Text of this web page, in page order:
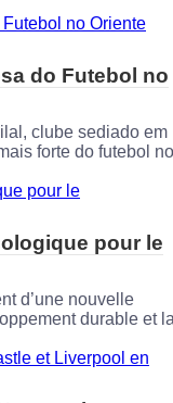
do Futebol no
clube sediado em
forte do futebol no
pour le
d’une nouvelle
durable et